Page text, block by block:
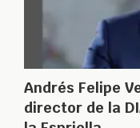
Andrés Felipe
director de la